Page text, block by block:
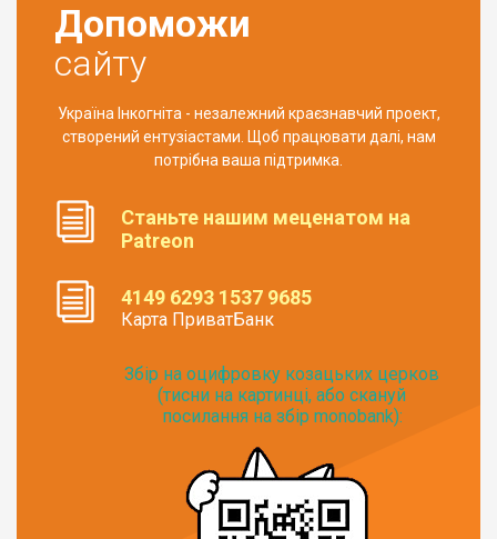
Допоможи
сайту
Україна Інкогніта - незалежний краєзнавчий проект,
створений ентузіастами. Щоб працювати далі, нам
потрібна ваша підтримка.
Станьте нашим меценатом на
Patreon
4149 6293 1537 9685
Карта ПриватБанк
Збір на оцифровку козацьких церков
(тисни на картинці, або скануй
посилання на збір monobank):